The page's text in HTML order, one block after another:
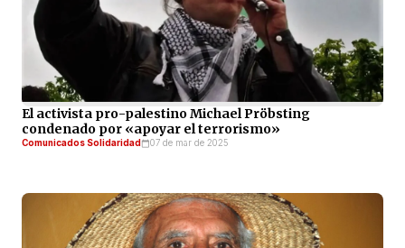
El activista pro-palestino Michael Pröbsting
condenado por «apoyar el terrorismo»
Comunicados Solidaridad 07 de mar de 2025